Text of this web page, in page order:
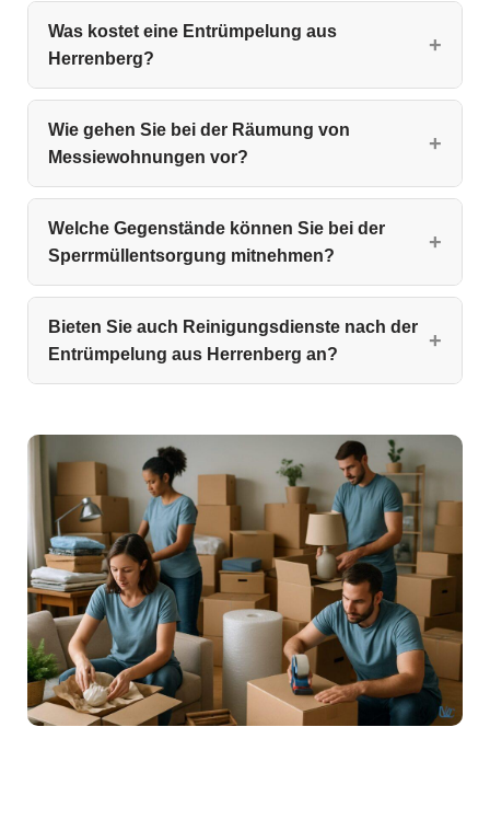
Was kostet eine Entrümpelung aus
Herrenberg?
Wie gehen Sie bei der Räumung von
Messiewohnungen vor?
Welche Gegenstände können Sie bei der
Sperrmüllentsorgung mitnehmen?
Bieten Sie auch Reinigungsdienste nach der
Entrümpelung aus Herrenberg an?